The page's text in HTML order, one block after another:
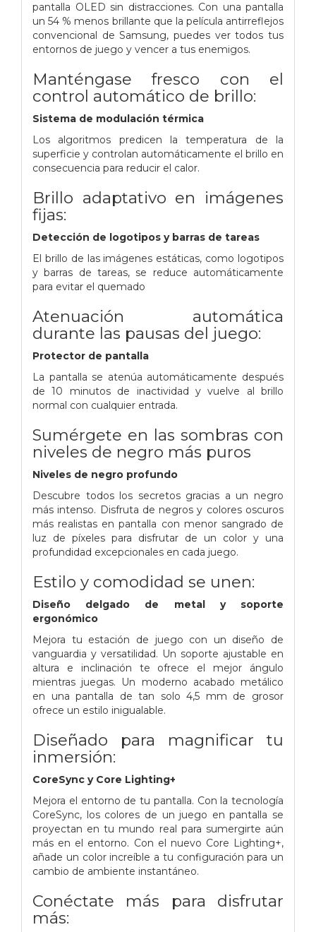
pantalla OLED sin distracciones. Con una pantalla
un 54 % menos brillante que la película antirreflejos
convencional de Samsung, puedes ver todos tus
entornos de juego y vencer a tus enemigos.
Manténgase fresco con el
control automático de brillo:
Sistema de modulación térmica
Los algoritmos predicen la temperatura de la
superficie y controlan automáticamente el brillo en
consecuencia para reducir el calor.
Brillo adaptativo en imágenes
fijas:
Detección de logotipos y barras de tareas
El brillo de las imágenes estáticas, como logotipos
y barras de tareas, se reduce automáticamente
para evitar el quemado
Atenuación automática
durante las pausas del juego:
Protector de pantalla
La pantalla se atenúa automáticamente después
de 10 minutos de inactividad y vuelve al brillo
normal con cualquier entrada.
Sumérgete en las sombras con
niveles de negro más puros
Niveles de negro profundo
Descubre todos los secretos gracias a un negro
más intenso. Disfruta de negros y colores oscuros
más realistas en pantalla con menor sangrado de
luz de píxeles para disfrutar de un color y una
profundidad excepcionales en cada juego.
Estilo y comodidad se unen:
Diseño delgado de metal y soporte
ergonómico
Mejora tu estación de juego con un diseño de
vanguardia y versatilidad. Un soporte ajustable en
altura e inclinación te ofrece el mejor ángulo
mientras juegas. Un moderno acabado metálico
en una pantalla de tan solo 4,5 mm de grosor
ofrece un estilo inigualable.
Diseñado para magnificar tu
inmersión:
CoreSync y Core Lighting+
Mejora el entorno de tu pantalla. Con la tecnología
CoreSync, los colores de un juego en pantalla se
proyectan en tu mundo real para sumergirte aún
más en el entorno. Con el nuevo Core Lighting+,
añade un color increíble a tu configuración para un
cambio de ambiente instantáneo.
Conéctate más para disfrutar
más: